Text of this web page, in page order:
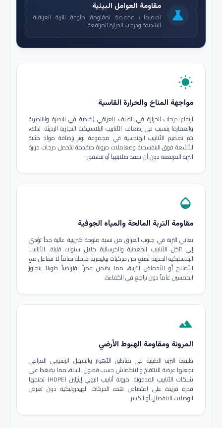
science
مقاومة العوامل البيئية
تصميمات مخصصة لمقاومة ملوحة التربة العراقية
الشديدة ودرجات الحرارة المرتفعة.
wb_sunny
مواجهة المناخ والحرارة القاسية
ارتفاع درجات الحرارة في الصيف العراقي (خاصة في البصرة والناصرية
والعمارة) يتسبب في إضعاف الأنابيب البلاستيكية التجارية الرديئة. لذلك،
يتم تصميم الأنابيب الهندسية في مجموعة بوير بإضافة مواد مثبتة
للأشعة فوق البنفسجية ومعاملات مرونة متقدمة لتتحمل درجات حرارة
التربة المرتفعة دون أن تفقد صلابتها أو تتشقق.
opacity
مقاومة التربة المالحة والمياه الجوفية
تعاني التربة في جنوب العراق من نسبة ملوحة كبريتية عالية جداً تؤدي
إلى تآكل الأنابيب المعدنية والخرسانية خلال سنوات قليلة. الأنابيب
البلاستيكية الحديثة تصنع من مركبات بوليمرية خاملة تماماً لا تتفاعل مع
الأملاح أو الأحماض التربية، مما يضمن عمراً افتراضياً طويلاً يتجاوز
الخمسين عاماً دون تراجع في الكفاءة.
terrain
المرونة ومقاومة الهبوط الأرضي
طبيعة التربة الطينية في مناطق الأهوار والسهل الرسوبي العراقي
تجعلها عرضة للانتفاخ والانكماش حسب فصول السنة، مما يضغط على
شبكات الأنابيب المدفونة. مرونة أنابيب البولي إيثيلين (HDPE) تمنحها
قدرة فريدة على امتصاص هذه الحركات الهيدروليكية دون تعرض
الوصلات للانفصال أو الكسر.